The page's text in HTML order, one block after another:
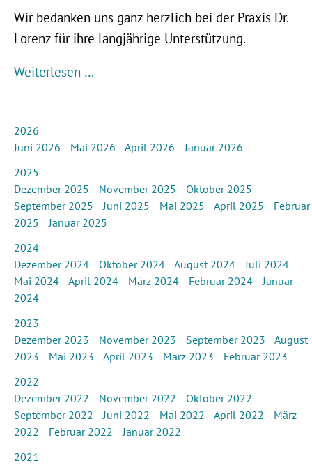
Wir bedanken uns ganz herzlich bei der Praxis Dr.
Lorenz für ihre langjährige Unterstützung.
Weiterlesen …
2026
Juni 2026
Mai 2026 April 2026
Januar 2026
2025
Dezember 2025
November 2025
Oktober 2025
September 2025
Juni 2025 Mai 2025 April 2025
Februar
2025
Januar 2025
2024
Dezember 2024
Oktober 2024 August 2024
Juli 2024
Mai 2024
April 2024 März 2024 Februar 2024
Januar
2024
2023
Dezember 2023
November 2023 September 2023
August
2023
Mai 2023 April 2023 März 2023
Februar 2023
2022
Dezember 2022
November 2022
Oktober 2022
September 2022
Juni 2022 Mai 2022 April 2022
März
2022
Februar 2022
Januar 2022
2021